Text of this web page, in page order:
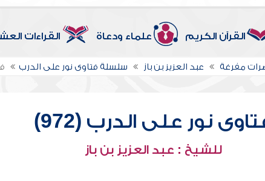
القرآن الكريم علماء ودعاة القراءات
مفرغة عبد العزيز بن باز سلسلة فتاوى نور على الدرب
نور على الدرب (972)
للشيخ : عبد العزيز بن باز